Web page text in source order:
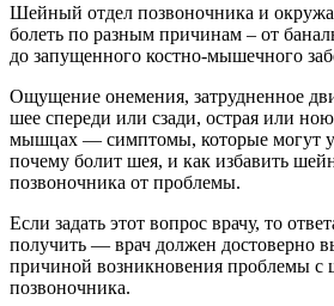
Шейный отдел позвоночника и
болеть по разным причинам – от
до запущенного костно-мышечного
Ощущение онемения, затрудненное
шее спереди или сзади, острая или
мышцах — симптомы, которые могут
почему болит шея, и как избавить
позвоночника от проблемы.
Если задать этот вопрос врачу, то
получить — врач должен достоверно
причиной возникновения проблемы
позвоночника.